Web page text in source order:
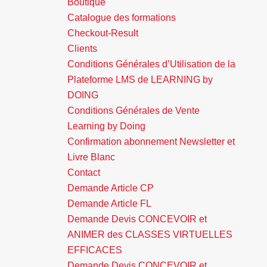
Boutique
Catalogue des formations
Checkout-Result
Clients
Conditions Générales d’Utilisation de la
Plateforme LMS de LEARNING by
DOING
Conditions Générales de Vente
Learning by Doing
Confirmation abonnement Newsletter et
Livre Blanc
Contact
Demande Article CP
Demande Article FL
Demande Devis CONCEVOIR et
ANIMER des CLASSES VIRTUELLES
EFFICACES